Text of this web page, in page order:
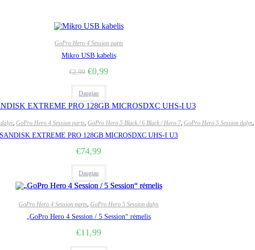
GoPro Hero 4 Session parts
Mikro USB kabelis
€2,99 €0,99
Daugiau
, GoPro Hero 4 Session parts, GoPro Hero 5 Black / 6 Black / Hero 7, GoPro Hero 5 Session dalys,
SANDISK EXTREME PRO 128GB MICROSDXC UHS-I U3
€74,99
Daugiau
GoPro Hero 4 Session parts, GoPro Hero 5 Session dalys
„GoPro Hero 4 Session / 5 Session“ rėmelis
€11,99